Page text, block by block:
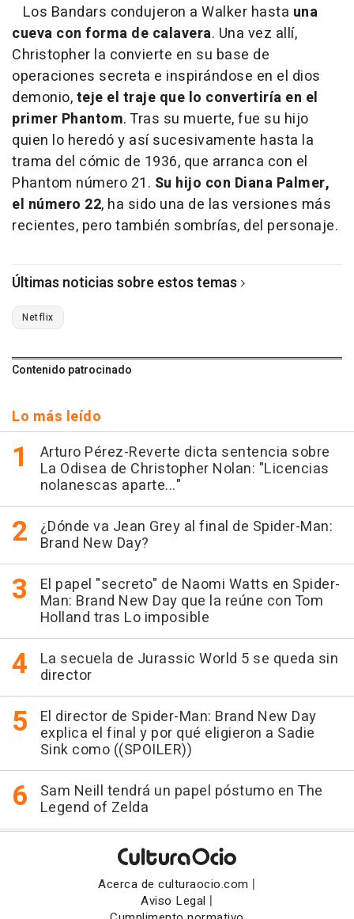
Los Bandars condujeron a Walker hasta una
cueva con forma de calavera. Una vez allí,
Christopher la convierte en su base de
operaciones secreta e inspirándose en el dios
demonio,teje el traje que lo convertiría en el
primer Phantom. Tras su muerte, fue su hijo
quien lo heredó y así sucesivamente hasta la
trama del cómic de 1936, que arranca con el
Phantom número 21. Su hijo con Diana Palmer,
el número 22, ha sido una de las versiones más
recientes, pero también sombrías, del personaje.
Últimas noticias sobre estos temas
Netflix
Contenido patrocinado
Lo más leído
Arturo Pérez-Reverte dicta sentencia sobre
La Odisea de Christopher Nolan: "Licencias
nolanescas aparte..."
¿Dónde va Jean Grey al final de Spider-Man:
Brand New Day?
El papel "secreto" de Naomi Watts en Spider-
Man: Brand New Day que la reúne con Tom
Holland tras Lo imposible
La secuela de Jurassic World 5 se queda sin
director
El director de Spider-Man: Brand New Day
explica el final y por qué eligieron a Sadie
Sink como ((SPOILER))
Sam Neill tendrá un papel póstumo en The
Legend of Zelda
Acerca de culturaocio.com |
Aviso Legal |